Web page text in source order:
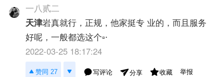
一八贰二
天津岩真就行，正规，他家挺专 业的，而且服务
好呢，一般都选这个▫⋅
2022-03-25 18:17:24
赞同 27 写评论 分享 收藏 举报